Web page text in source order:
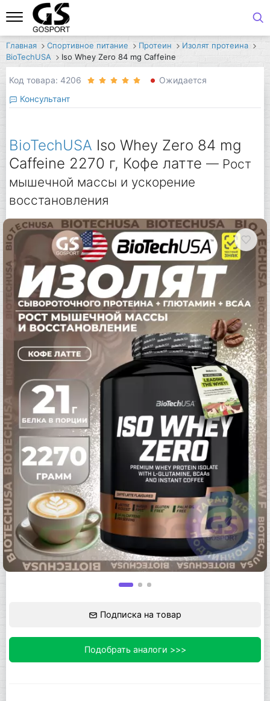
Главная Спортивное питание Протеин
Изолят протеина
BioTechUSA
Iso Whey Zero 84 mg Caffeine
Код товара: 4206
Ожидается
Консультант
BioTechUSA Iso Whey Zero 84 mg
Caffeine 2270 г, Кофе латте — Рост
мышечной массы и ускорение
восстановления
Подписка на товар
Подобрать аналоги >>>